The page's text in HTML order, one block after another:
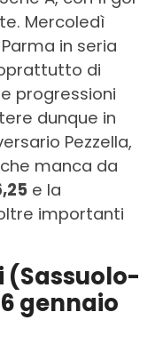
Mercoledì
in seria
di
progressioni
dunque in
Pezzella,
manca da
e la
importanti
(Sassuolo-
gennaio